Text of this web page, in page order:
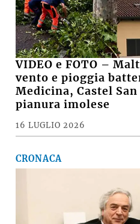
VIDEO e FOTO –
vento e pioggia
Medicina, Castel
pianura imolese
16 LUGLIO 2026
CRONACA